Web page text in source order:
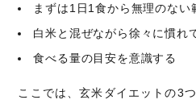
まずは1日1食から無理のない
白米と混ぜながら徐々に慣れ
食べる量の目安を意識する
ここでは、玄米ダイエットの3